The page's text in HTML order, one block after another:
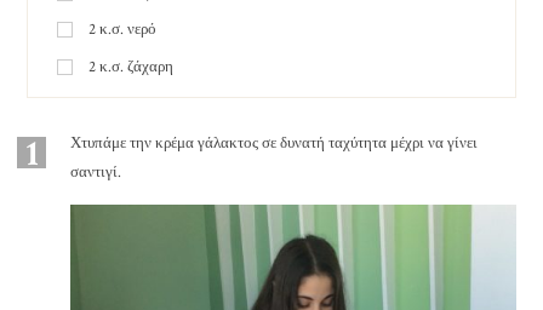
2 κ.σ. νερό
2 κ.σ. ζάχαρη
1
Χτυπάμε την κρέμα γάλακτος σε δυνατή ταχύτητα μέχρι να γίνει
σαντιγί.